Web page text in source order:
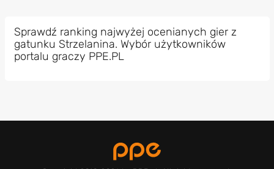
Sprawdź ranking najwyżej ocenianych gier z
gatunku Strzelanina. Wybór użytkowników
portalu graczy PPE.PL